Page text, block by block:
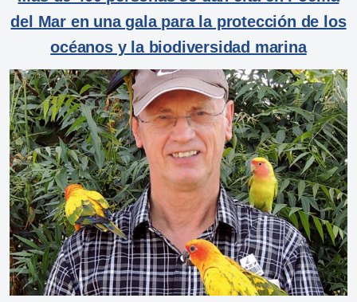
del Mar en una gala para la protección de los
océanos y la biodiversidad marina